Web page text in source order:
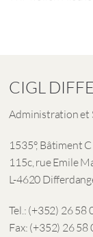
CIGL
Administration et
1535°, Bâtiment C
115c, rue Emile
L-4620
Tel.: (+352) 26 58
Fax: (+352) 26 58